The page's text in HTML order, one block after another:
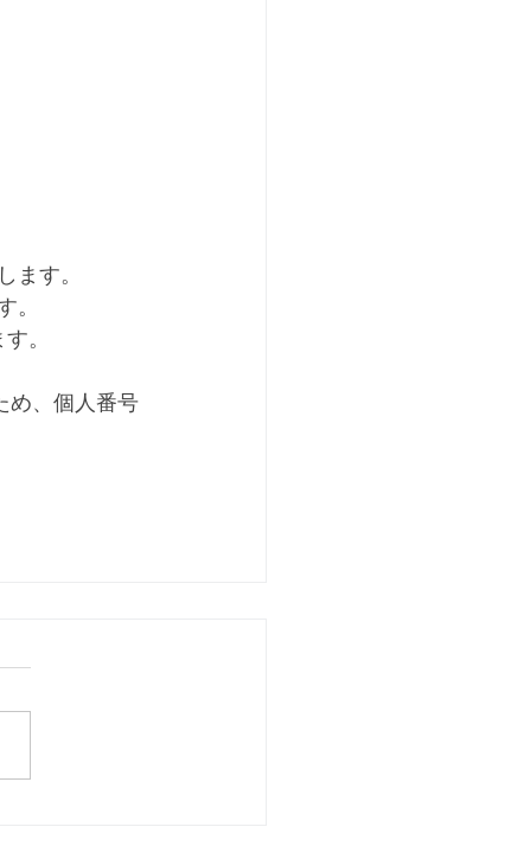
ます。
。
。
め、個人番号